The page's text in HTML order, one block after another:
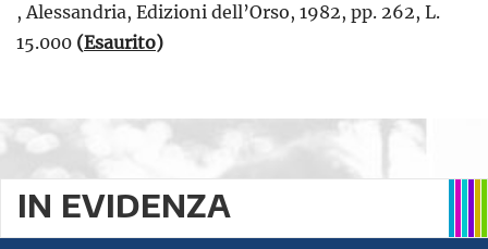
, Alessandria, Edizioni dell’Orso, 1982, pp. 262, L.
15.000 (Esaurito)
IN EVIDENZA